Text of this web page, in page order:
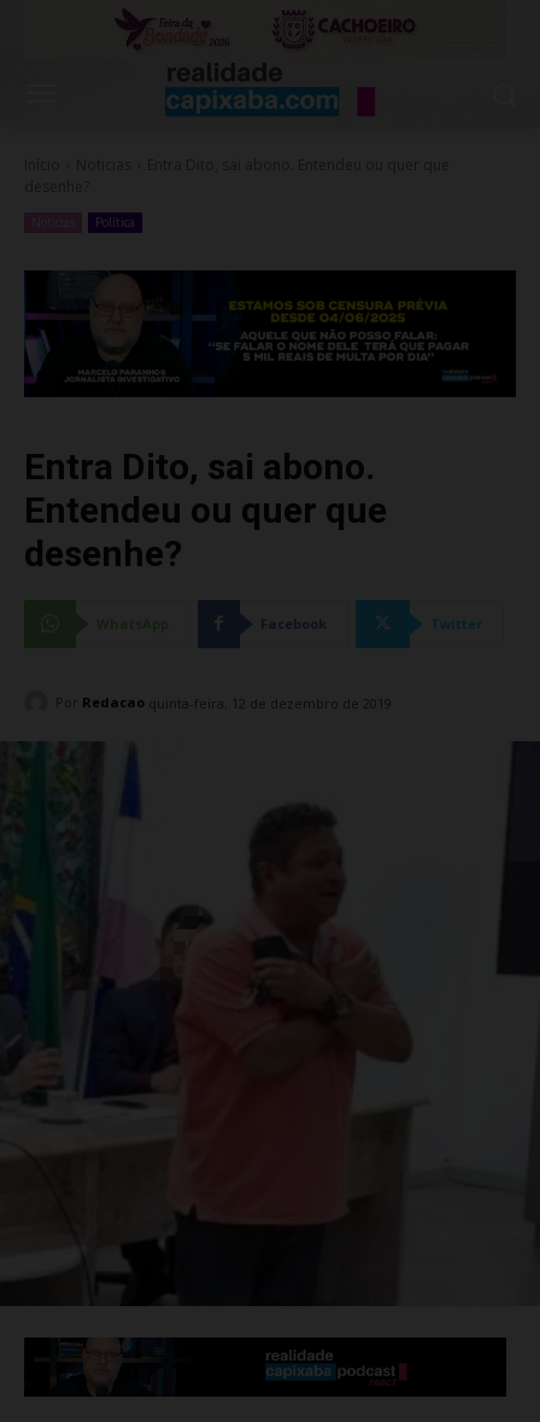
Política
Entra Dito, sai abono.
Entendeu ou quer que
desenhe?
Facebook Twitter
Por Redacao quinta-feira, 12 de dezembro de 2019